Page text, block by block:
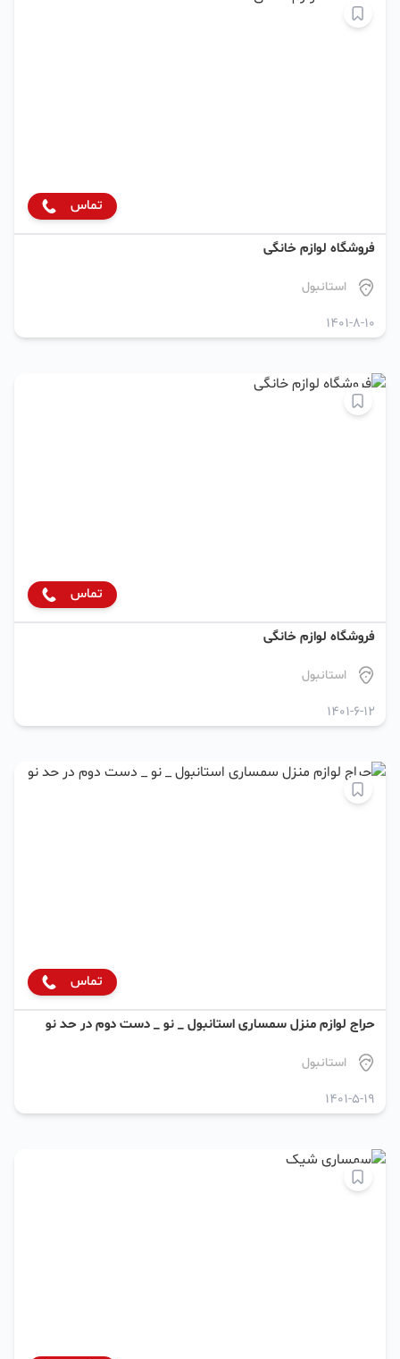
تماس
فروشگاه لوازم خانگی
استانبول
1401-8-10
تماس
فروشگاه لوازم خانگی
استانبول
1401-6-12
تماس
حراج لوازم منزل سمساری استانبول _ نو _ دست دوم در حد نو
استانبول
1401-5-19